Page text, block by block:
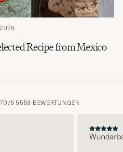
Recipe from Mexico
VORHERIGE
5 5553 BEWERTUNGEN
Wunderbar!